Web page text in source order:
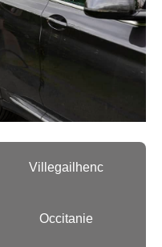
Villegailhenc
Occitanie